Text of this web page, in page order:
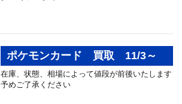
ポケモンカード 買取 11/3～
在庫、状態、相場によって値段が前後いたします
予めご了承ください